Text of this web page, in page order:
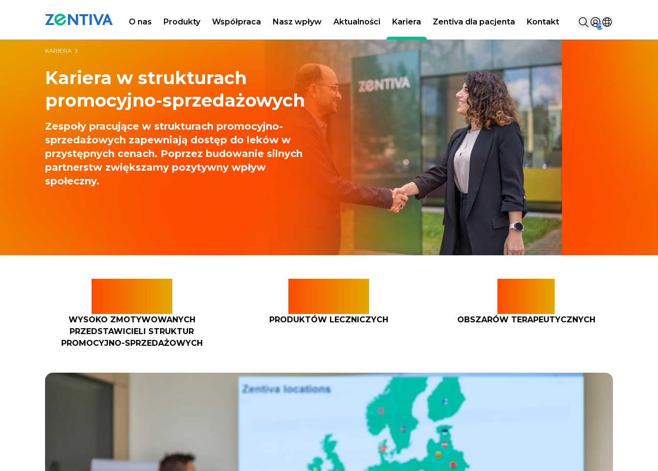
O nas Produkty Współpraca Nasz wpływ Aktualności Kariera Zentiva dla pacjenta Kontakt Szukaj...
Sign inWybierz kraj
KARIERA
Kariera w strukturach
promocyjno-sprzedażowych
Zespoły pracujące w strukturach promocyjno-
sprzedażowych zapewniają dostęp do leków w
przystępnych cenach. Poprzez budowanie silnych
partnerstw zwiększamy pozytywny wpływ
społeczny.
WYSOKO ZMOTYWOWANYCH
PRZEDSTAWICIELI STRUKTUR
PROMOCYJNO-SPRZEDAŻOWYCH
PRODUKTÓW LECZNICZYCH OBSZARÓW TERAPEUTYCZNYCH